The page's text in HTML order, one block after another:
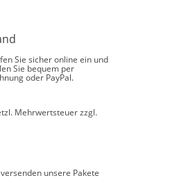
Sie sicher online ein und
Sie bequem per
oder PayPal.
Mehrwertsteuer zzgl.
unsere Pakete